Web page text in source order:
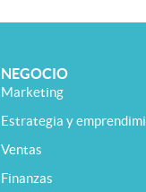
NEGOCIO
Marketing
Estrategia y
Ventas
Finanzas